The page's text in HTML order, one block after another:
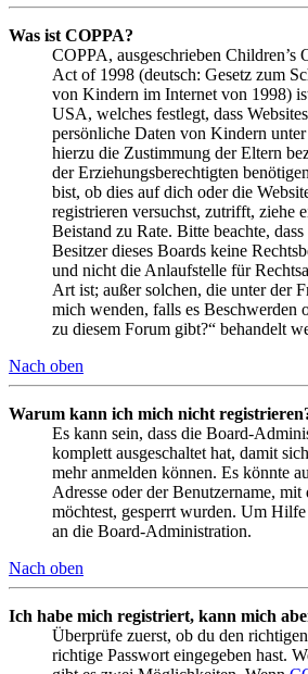
Was ist COPPA?
COPPA, ausgeschrieben Children’s
Act of 1998 (deutsch: Gesetz zum
von Kindern im Internet von 1998)
USA, welches festlegt, dass
persönliche Daten von Kindern unter
hierzu die Zustimmung der Eltern
der Erziehungsberechtigten
bist, ob dies auf dich oder die
registrieren versuchst, zutrifft, ziehe
Beistand zu Rate. Bitte beachte,
Besitzer dieses Boards keine
und nicht die Anlaufstelle für
Art ist; außer solchen, die unter der
mich wenden, falls es Beschwerden
zu diesem Forum gibt?“ behandelt
Nach oben
Warum kann ich mich nicht
Es kann sein, dass die Board-
komplett ausgeschaltet hat, damit
mehr anmelden können. Es könnte
Adresse oder der Benutzername,
möchtest, gesperrt wurden. Um
an die Board-Administration.
Nach oben
Ich habe mich registriert, kann mich
Überprüfe zuerst, ob du den
richtige Passwort eingegeben hast.